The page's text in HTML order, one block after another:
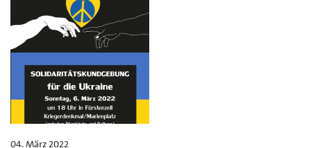
04. März 2022